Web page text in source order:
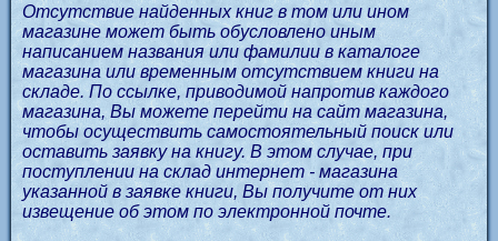
Отсутствие найденных книг в том или ином
магазине может быть обусловлено иным
написанием названия или фамилии в каталоге
магазина или временным отсутствием книги на
складе. По ссылке, приводимой напротив каждого
магазина, Вы можете перейти на сайт магазина,
чтобы осуществить самостоятельный поиск или
оставить заявку на книгу. В этом случае, при
поступлении на склад интернет - магазина
указанной в заявке книги, Вы получите от них
извещение об этом по электронной почте.